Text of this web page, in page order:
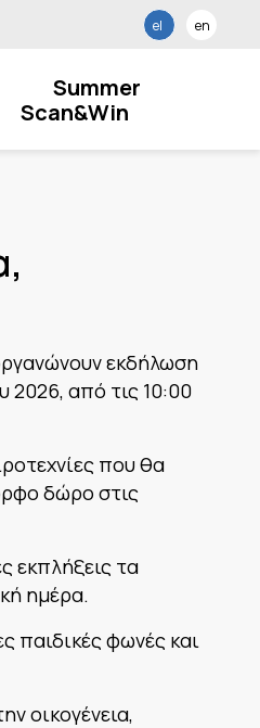
el en
Summer
Scan&Win
εκδήλωση
2026, από τις 10:00
που θα
δώρο στις
εκπλήξεις τα
ημέρα.
παιδικές φωνές και
οικογένεια,